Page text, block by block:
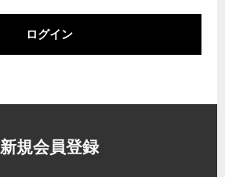
ログイン
新規会員登録